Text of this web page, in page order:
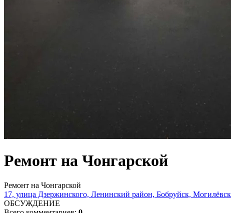
Ремонт на Чонгарской
Ремонт на Чонгарской
17, улица Дзержинского, Ленинский район, Бобруйск,
ОБСУЖДЕНИЕ